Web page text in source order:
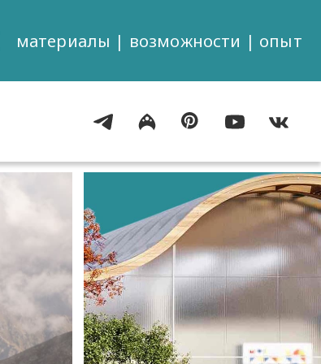
материалы | возможности | опыт